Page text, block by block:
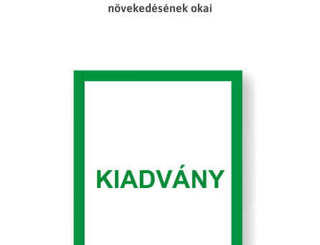
növekedésének okai